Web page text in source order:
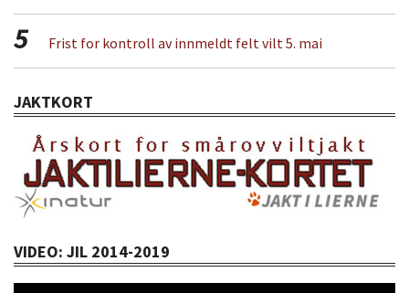
5 Frist for kontroll av innmeldt felt vilt 5. mai
JAKTKORT
VIDEO: JIL 2014-2019